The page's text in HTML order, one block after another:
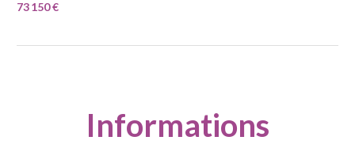
73 150 €
Informations